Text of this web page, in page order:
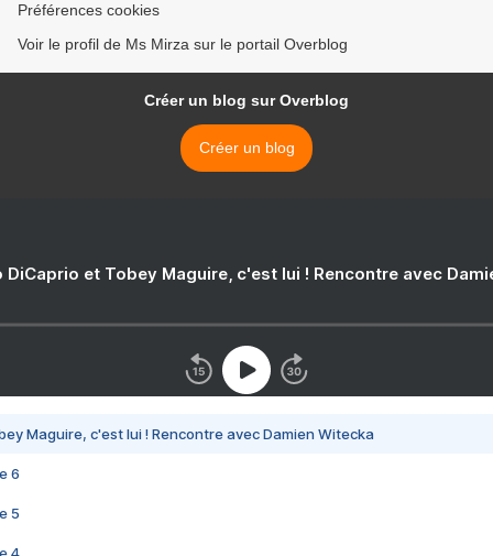
Préférences cookies
Voir le profil de Ms Mirza sur le portail Overblog
Créer un blog sur Overblog
Créer un blog
DiCaprio et Tobey Maguire, c'est lui ! Rencontre avec
Maguire, c'est lui ! Rencontre avec Damien Witecka
6
5